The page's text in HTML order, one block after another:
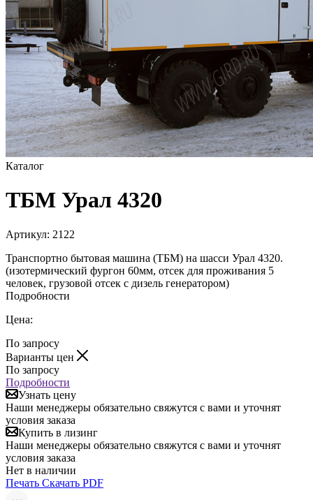
Каталог
ТБМ Урал 4320
Артикул: 2122
Транспортно бытовая машина (ТБМ) на шасси Урал 4320.
(изотермический фургон 60мм, отсек для проживания 5
человек, грузовой отсек с дизель генератором)
Подробности
Цена:
По запросу
Варианты цен
По запросу
Подробности
Узнать цену
Наши менеджеры обязательно свяжутся с вами и уточнят
условия заказа
Купить в лизинг
Наши менеджеры обязательно свяжутся с вами и уточнят
условия заказа
Нет в наличии
Печать Скачать PDF